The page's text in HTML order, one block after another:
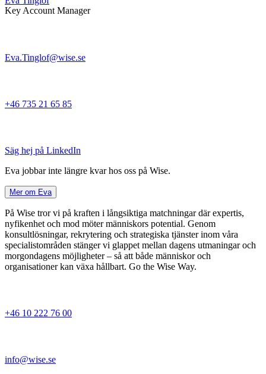
Key Account Manager
Eva.Tinglof@wise.se
+46 735 21 65 85
Säg hej på LinkedIn
Eva jobbar inte längre kvar hos oss på Wise.
Mer om Eva
På Wise tror vi på kraften i långsiktiga matchningar där expertis,
nyfikenhet och mod möter människors potential. Genom
konsultlösningar, rekrytering och strategiska tjänster inom våra
specialistområden stänger vi glappet mellan dagens utmaningar och
morgondagens möjligheter – så att både människor och
organisationer kan växa hållbart. Go the Wise Way.
+46 10 222 76 00
info@wise.se